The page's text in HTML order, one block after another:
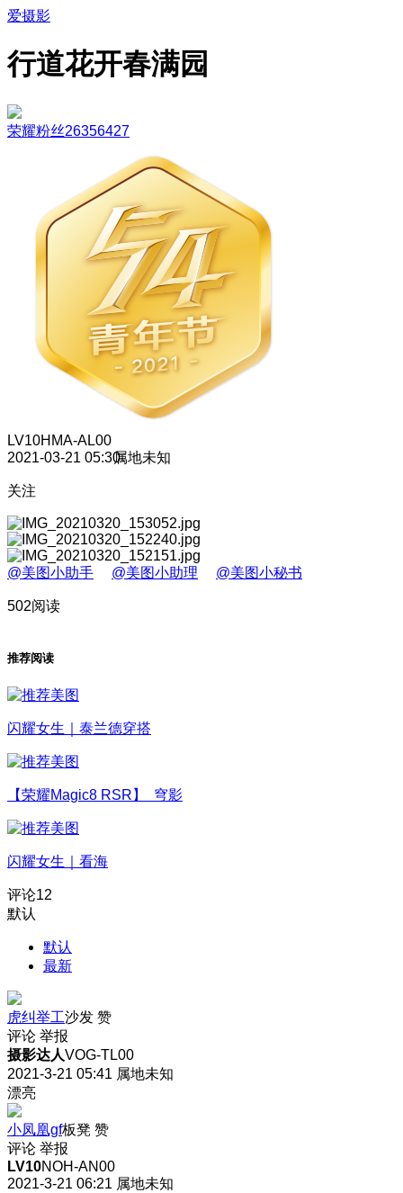
爱摄影
行道花开春满园
荣耀粉丝26356427
LV10HMA-AL00
2021-03-21 05:30属地未知
关注
@美图小助手 @美图小助理 @美图小秘书
502阅读
推荐阅读
闪耀女生｜泰兰德穿搭
【荣耀Magic8 RSR】 穹影
闪耀女生｜看海
评论12
默认
默认
最新
虎纠举工沙发 赞
评论 举报
摄影达人VOG-TL00
2021-3-21 05:41 属地未知
漂亮
小凤凰gf板凳 赞
评论 举报
LV10NOH-AN00
2021-3-21 06:21 属地未知